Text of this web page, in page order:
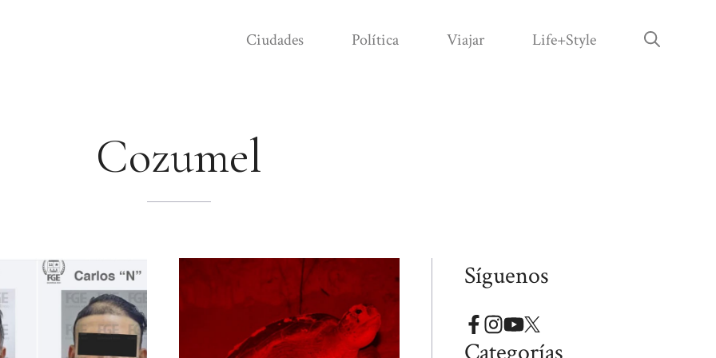
Ciudades Política Viajar Life+Style
Cozumel
Síguenos